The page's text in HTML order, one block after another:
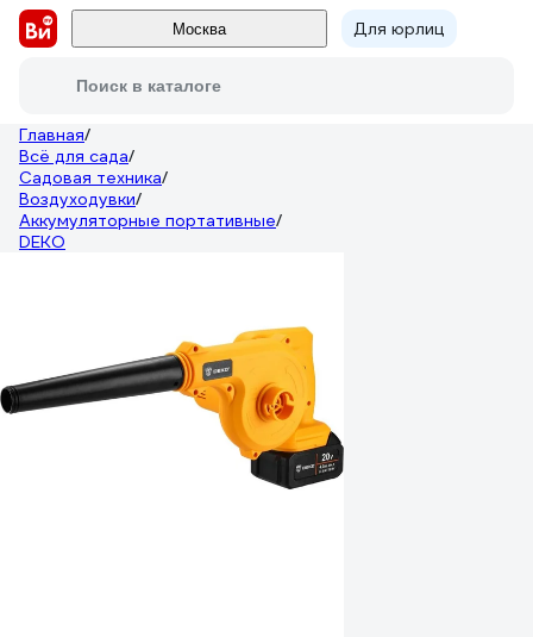
Москва Для юрлиц
Поиск в каталоге
Главная/
Всё для сада/
Садовая техника/
Воздуходувки/
Аккумуляторные портативные/
DEKO